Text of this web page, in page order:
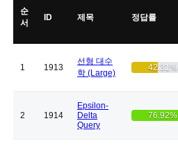
순
서
ID 제목 정답률
1 1913
선형 대수
학 (Large)
42.31%
2 1914
Epsilon-
Delta
Query
76.92%